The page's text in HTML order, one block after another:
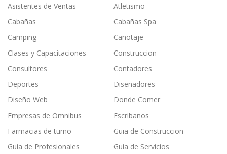
Asistentes de Ventas
Atletismo
Cabañas
Cabañas Spa
Camping
Canotaje
Clases y Capacitaciones
Construccion
Consultores
Contadores
Deportes
Diseñadores
Diseño Web
Donde Comer
Empresas de Omnibus
Escribanos
Farmacias de turno
Guia de Construccion
Guía de Profesionales
Guía de Servicios